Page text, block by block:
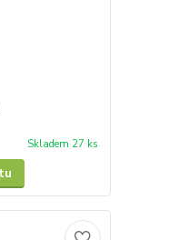
Skladem 27 ks